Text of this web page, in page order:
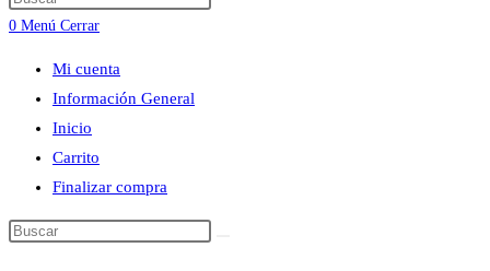
de
la
web
0 Menú Cerrar
Mi cuenta
Información General
Inicio
Carrito
Finalizar compra
Buscar